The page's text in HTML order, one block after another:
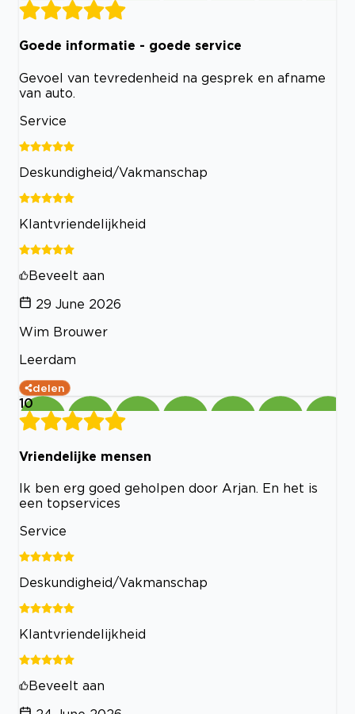
Goede informatie - goede service
Gevoel van tevredenheid na gesprek en afname
van auto.
Service
Deskundigheid/Vakmanschap
Klantvriendelijkheid
Beveelt aan
29 June 2026
Wim Brouwer
Leerdam
delen
10
Vriendelijke mensen
Ik ben erg goed geholpen door Arjan. En het is
een topservices
Service
Deskundigheid/Vakmanschap
Klantvriendelijkheid
Beveelt aan